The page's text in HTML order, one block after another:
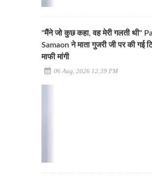
"मैंने जो कुछ कहा, वह मेरी गलती थी"
Samaon ने माता गुजरी जी पर की गई
माफी मांगी
06 Aug, 2026 12:39 PM